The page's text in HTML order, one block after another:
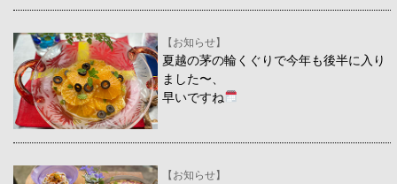
【お知らせ】
夏越の茅の輪くぐりで今年も後半に入り
ました〜、
早いですね
【お知らせ】